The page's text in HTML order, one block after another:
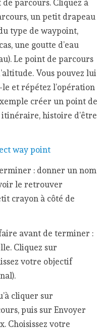
parcours. Cliquez à
un petit drapeau
type de waypoint,
une goutte d’eau
Le point de parcours
Vous pouvez lui
et répétez l’opération
créer un point de
histoire d’être
: donner un nom
le retrouver
crayon à côté de
avant de terminer :
Cliquez sur
votre objectif
cliquer sur
puis sur Envoyer
Choisissez votre